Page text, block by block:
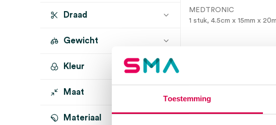
Toestemming
Draad
Gewicht
Kleur
Maat
Materiaal
MEDTRONIC
1 stuk, 4.5cm x 15mm x